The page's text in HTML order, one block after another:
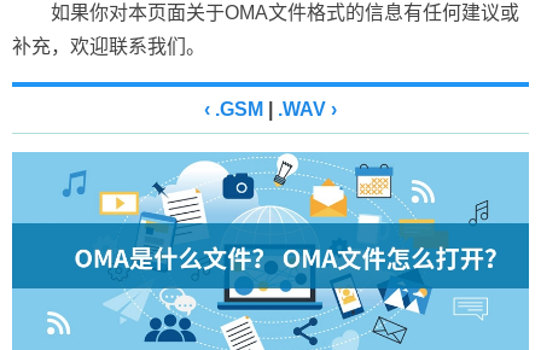
如果你对本页面关于OMA文件格式的信息有任何建议或
补充，欢迎联系我们。
‹ .GSM .WAV ›